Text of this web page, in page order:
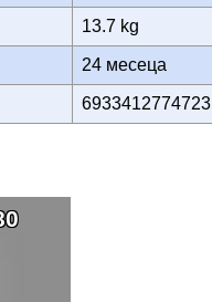
13.7 kg
24 месеца
6933412774723